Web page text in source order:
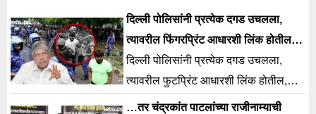
दिल्ली पोलिसांनी प्रत्येक दगड उचलला,
त्यावरील फिंगरप्रिंट आधारशी लिंक होतील…
चंद्रकांत पाटलांचं सूचक विधान
दिल्ली पोलिसांनी प्रत्येक दगड उचलला,
त्यावरील फुटप्रिंट आधारशी लिंक होतील,
असं सूचक विधान मंत्री चंद्रकांत पाटील यांनी
…तर चंद्रकांत पाटलांच्या राजीनाम्याची